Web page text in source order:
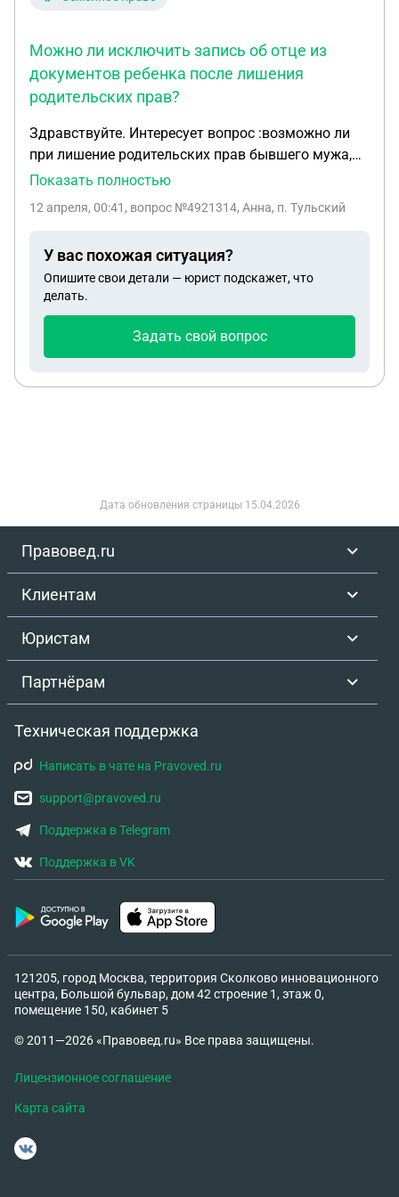
материалами дела ,в нем не было на период
затопления документов кто там проживал и нету
ни чеков ни договора о якобы аренде жилья на 4
собственниками с отцом ,он умер в феврале 2024
г.,вопрос - могут ли мне присудить возмещение
ущерба о котором я узнал только на днях ?
Можно ли исключить запись об отце из
документов ребенка после лишения
родительских прав?
Здравствуйте. Интересует вопрос :возможно ли
при лишение родительских прав бывшего мужа,
отца ребёнка, очистить биографию ребёнка, так
поступить на юридический?
Показать полностью
12 апреля, 00:41 , вопрос №4921314, Анна, п. Тульский
У вас похожая ситуация?
Опишите свои детали — юрист подскажет, что
делать.
Задать свой вопрос
Дата обновления страницы 15.04.2026
Правовед.ru
Клиентам
Юристам
Партнёрам
Техническая поддержка
Написать в чате на Pravoved.ru
support@pravoved.ru
Поддержка в Telegram
Поддержка в VK
121205, город Москва, территория Сколково инновационного
центра, Большой бульвар, дом 42 строение 1, этаж 0,
помещение 150, кабинет 5
© 2011—2026 «Правовед.ru» Все права защищены.
Лицензионное соглашение
Карта сайта